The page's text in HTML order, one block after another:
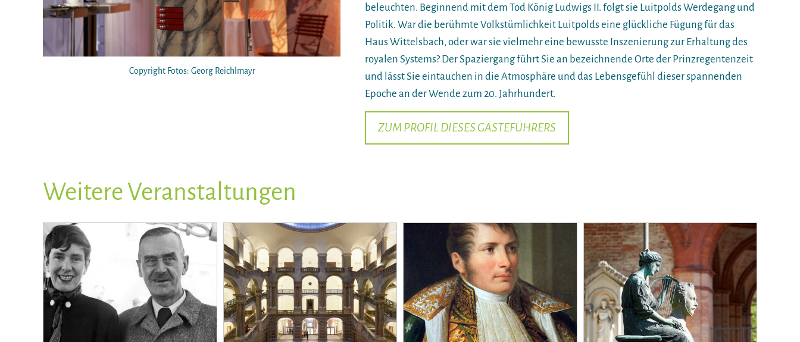
Copyright Fotos: Georg Reichlmayr
beleuchten. Beginnend mit dem Tod König Ludwigs II. folgt sie Luitpolds Werdegang und
Politik. War die berühmte Volkstümlichkeit Luitpolds eine glückliche Fügung für das
Haus Wittelsbach, oder war sie vielmehr eine bewusste Inszenierung zur Erhaltung des
royalen Systems? Der Spaziergang führt Sie an bezeichnende Orte der Prinzregentenzeit
und lässt Sie eintauchen in die Atmosphäre und das Lebensgefühl dieser spannenden
Epoche an der Wende zum 20. Jahrhundert.
ZUM PROFIL DIESES GÄSTEFÜHRERS
Weitere Veranstaltungen